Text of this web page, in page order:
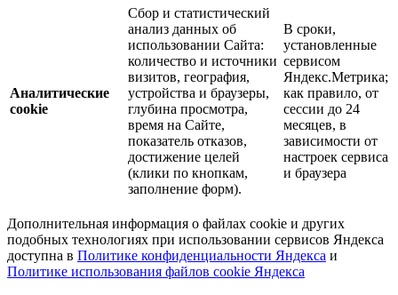
Аналитические
cookie
Сбор и статистический
анализ данных об
использовании Сайта:
количество и источники
визитов, география,
устройства и браузеры,
глубина просмотра,
время на Сайте,
показатель отказов,
достижение целей
(клики по кнопкам,
заполнение форм).
В сроки,
установленные
сервисом
Яндекс.Метрика;
как правило, от
сессии до 24
месяцев, в
зависимости от
настроек сервиса
и браузера
Дополнительная информация о файлах cookie и других
подобных технологиях при использовании сервисов Яндекса
доступна в Политике конфиденциальности Яндекса и
Политике использования файлов cookie Яндекса